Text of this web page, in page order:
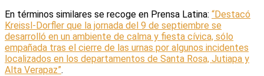
En términos similares se recoge en Prensa Latina: “Destacó
Kreissl-Dorfler que la jornada del 9 de septiembre se
desarrolló en un ambiente de calma y fiesta cívica, sólo
empañada tras el cierre de las urnas por algunos incidentes
localizados en los departamentos de Santa Rosa, Jutiapa y
Alta Verapaz”.